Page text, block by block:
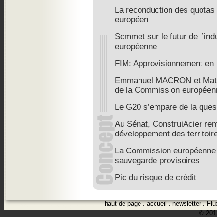
La reconduction des
européen
Sommet sur le futur de
européenne
FIM: Approvisionnement
Emmanuel MACRON et
de la Commission
Le G20 s’empare de la
Au Sénat, ConstruiAcier
développement des
La Commission
sauvegarde provisoires
Pic du risque de crédit
haut de page.accueil.newsletter.
©